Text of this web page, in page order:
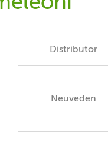
Distributor
Neuveden